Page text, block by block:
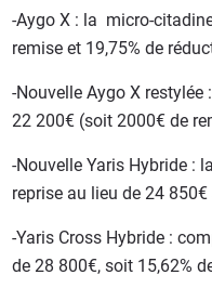
-Aygo X : la micro-
remise et 19,75% de
-Nouvelle Aygo X
22 200€ (soit 2000€ de
-Nouvelle Yaris Hybride :
reprise au lieu de 24
-Yaris Cross Hybride :
de 28 800€, soit 15,62%